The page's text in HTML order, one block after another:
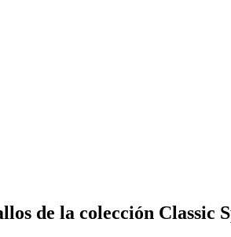
de la colección Classic